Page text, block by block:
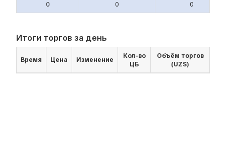
0 0 0
Итоги торгов за день
Время Цена Изменение
Кол-во
ЦБ
Объём торгов
(UZS)